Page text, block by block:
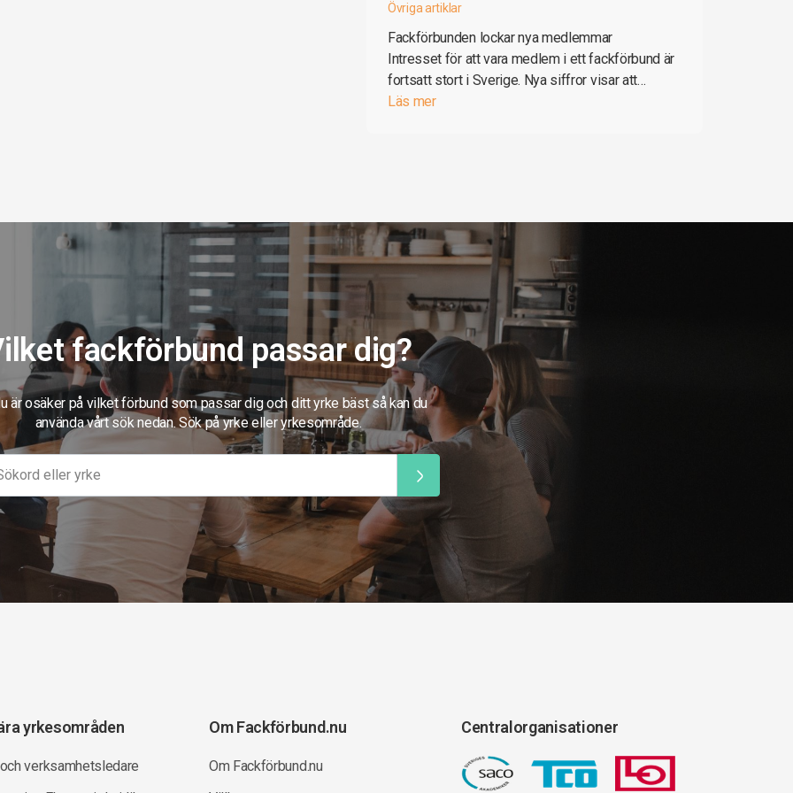
Övriga artiklar
Fackförbunden lockar nya medlemmar
Intresset för att vara medlem i ett fackförbund är
fortsatt stort i Sverige. Nya siffror visar att…
Läs mer
fackförbund passar dig?
är osäker på vilket förbund som passar dig och ditt yrke bäst så kan du
använda vårt sök nedan. Sök på yrke eller yrkesområde.
yrkesområden
verksamhetsledare
Om Fackförbund.nu
Om Fackförbund.nu
Centralorganisationer